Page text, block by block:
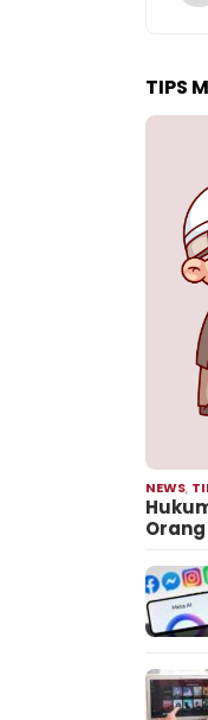
TIPS
NEWS,